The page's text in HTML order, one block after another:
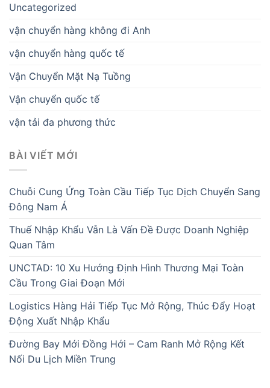
Uncategorized
vận chuyển hàng không đi Anh
vận chuyển hàng quốc tế
Vận Chuyển Mặt Nạ Tuồng
Vận chuyển quốc tế
vận tải đa phương thức
BÀI VIẾT MỚI
Chuỗi Cung Ứng Toàn Cầu Tiếp Tục Dịch Chuyển Sang
Đông Nam Á
Thuế Nhập Khẩu Vẫn Là Vấn Đề Được Doanh Nghiệp
Quan Tâm
UNCTAD: 10 Xu Hướng Định Hình Thương Mại Toàn
Cầu Trong Giai Đoạn Mới
Logistics Hàng Hải Tiếp Tục Mở Rộng, Thúc Đẩy Hoạt
Động Xuất Nhập Khẩu
Đường Bay Mới Đồng Hới – Cam Ranh Mở Rộng Kết
Nối Du Lịch Miền Trung